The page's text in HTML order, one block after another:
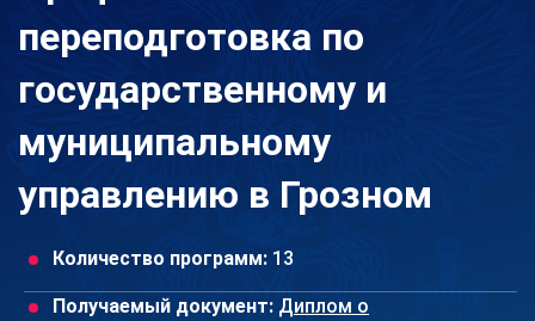
переподготовка по
государственному и
муниципальному
управлению в Грозном
Количество программ: 13
Получаемый документ: Диплом о